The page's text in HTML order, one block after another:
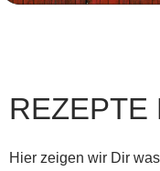
REZEPTE
Hier zeigen wir Dir